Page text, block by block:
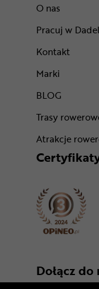
O nas
Pracuj w
Kontakt
Marki
BLOG
Trasy
Atrakcje
Dołącz do